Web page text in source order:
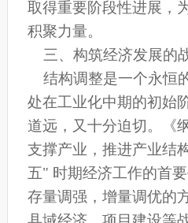
取得重要阶段性进展，
积聚力量。
三、构筑经济发展的
结构调整是一个永恒
处在工业化中期的初始
道远，又十分迫切。《
支撑产业，推进产业结
五" 时期经济工作的首
存量调强，增量调优的